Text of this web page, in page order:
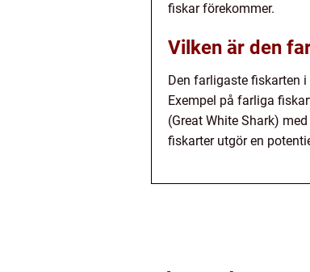
fiskar förekommer.
Vilken är den
Den farligaste fiskarten
Exempel på farliga
(Great White Shark)
fiskarter utgör en